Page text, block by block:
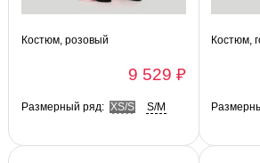
Костюм, розовый
9 529 ₽
Размерный ряд: XS/S S/M
Костюм,